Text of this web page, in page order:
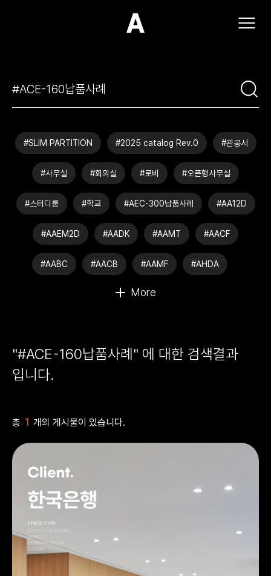
(주)아모스아인스가구
#SLIM PARTITION #2025 catalog Rev.0 #관공서
#사무실 #회의실 #로비 #오픈형사무실
#스터디룸 #학교 #AEC-300납품사례 #AA12D
#AAEM2D #AADK #AAMT #AACF
#AABC #AACB #AAMF #AHDA
"#ACE-160납품사례" 에 대한 검색결과
입니다.
총 1 개의 게시물이 있습니다.